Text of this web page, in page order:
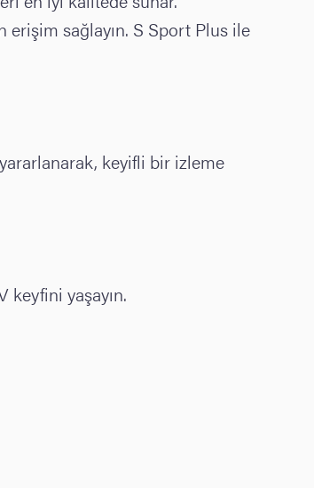
erişim sağlayın. S Sport Plus ile
keyifli bir izleme
keyfini yaşayın.